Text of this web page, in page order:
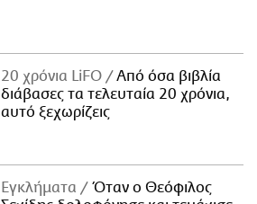
20 χρόνια LiFO
Από όσα βιβλία
διάβασες τα τελευταία 20 χρόνια,
αυτό ξεχωρίζεις
Εγκλήματα
Όταν ο Θεόφιλος